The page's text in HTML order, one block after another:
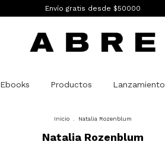
Envío gratis desde $50000
Ebooks Productos Lanzamiento
Inicio Natalia Rozenblum
Natalia Rozenblum